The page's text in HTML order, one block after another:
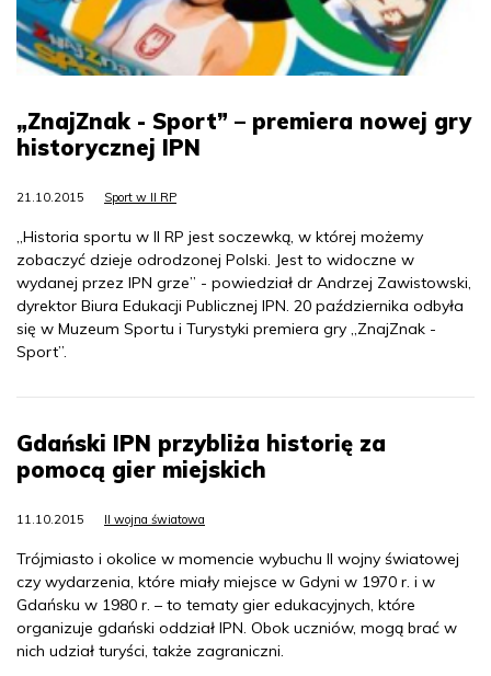
„ZnajZnak - Sport” – premiera nowej gry
historycznej IPN
21.10.2015 Sport w II RP
„Historia sportu w II RP jest soczewką, w której możemy
zobaczyć dzieje odrodzonej Polski. Jest to widoczne w
wydanej przez IPN grze” - powiedział dr Andrzej Zawistowski,
dyrektor Biura Edukacji Publicznej IPN. 20 października odbyła
się w Muzeum Sportu i Turystyki premiera gry „ZnajZnak -
Sport”.
Gdański IPN przybliża historię za
pomocą gier miejskich
11.10.2015 II wojna światowa
Trójmiasto i okolice w momencie wybuchu II wojny światowej
czy wydarzenia, które miały miejsce w Gdyni w 1970 r. i w
Gdańsku w 1980 r. – to tematy gier edukacyjnych, które
organizuje gdański oddział IPN. Obok uczniów, mogą brać w
nich udział turyści, także zagraniczni.